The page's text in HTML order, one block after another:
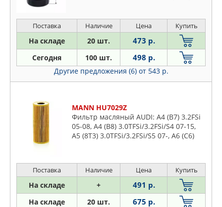
Поставка Наличие Цена Купить
На складе 20 шт. 473 р.
Сегодня 100 шт. 498 р.
Другие предложения (6) от 543 р.
MANN HU7029Z
Фильтр масляный AUDI: A4 (B7) 3.2FSi
05-08, A4 (B8) 3.0TFSi/3.2FSi/S4 07-15,
A5 (8T3) 3.0TFSi/3.2FSi/S5 07-, A6 (C6)
Поставка Наличие Цена Купить
На складе + 491 р.
На складе 20 шт. 675 р.